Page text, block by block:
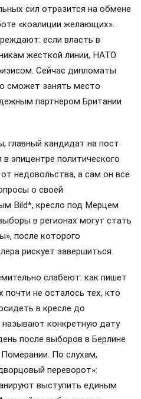
сил отразится на обмене
«коалиции желающих».
если власть в
жесткой линии, НАТО
Сейчас дипломаты
сможет занять место
партнером Британии
главный кандидат на пост
в эпицентре политического
недовольства, а сам он все
о своей
Bild*, кресло под Мерцем
в регионах могут стать
после которого
рискует завершиться.
слабеют: как пишет
почти не осталось тех, кто
в кресле до
конкретную дату
после выборов в Берлине
По слухам,
переворот»:
выступить единым